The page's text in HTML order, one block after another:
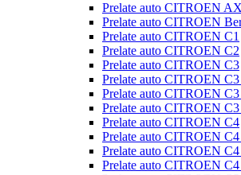
Prelate auto CITROEN AX
Prelate auto CITROEN
Prelate auto CITROEN C1
Prelate auto CITROEN C2
Prelate auto CITROEN C3
Prelate auto CITROEN
Prelate auto CITROEN C3
Prelate auto CITROEN
Prelate auto CITROEN C4
Prelate auto CITROEN
Prelate auto CITROEN C4
Prelate auto CITROEN C4